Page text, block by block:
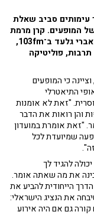
עימותים סביב שאלת
המופעים. קרן מרמת
השרון, חובבת אירוויזיון מושבעת, שוחחה עם אברי גלעד ב־103fm,
פוליטיקה
כי המופעים
התיאטרלי
"זאת לא אומנות
והן רואות את הדבר
"זאת אומרת במועדון
שמיועדת לכל
להגיד לך
את מה שאתה אומר.
הייחודית להביע את
את הנציג הישראלי:
קורה גם אם היה אירוע